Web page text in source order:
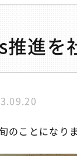
推進を
のことになり